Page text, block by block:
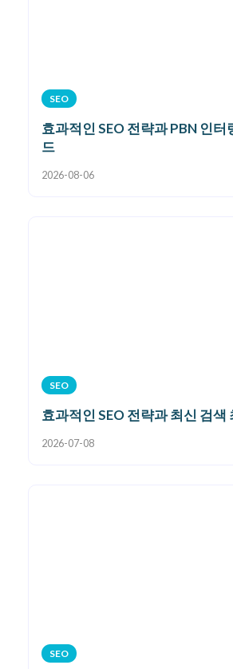
SEO
효과적인 SEO 전략과 PBN 인터
드
2026-08-06
SEO
효과적인 SEO 전략과 최신 검색
2026-07-08
SEO